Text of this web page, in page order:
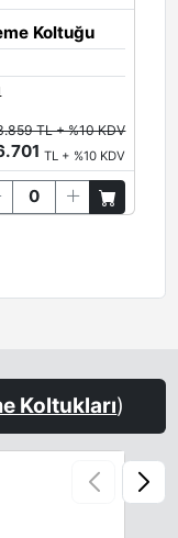
Koltuğu
TL + %10 KDV
TL + %10 KDV
Koltukları)